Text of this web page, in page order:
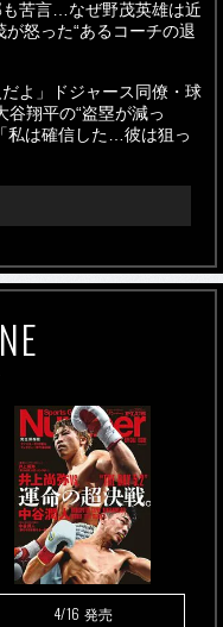
苦言…なぜ野茂英雄は近
怒った“あるコーチの退
だよ」ドジャース同僚・球
翔平の“盗塁が減っ
私は確信した…彼は狙っ
4/16 発売